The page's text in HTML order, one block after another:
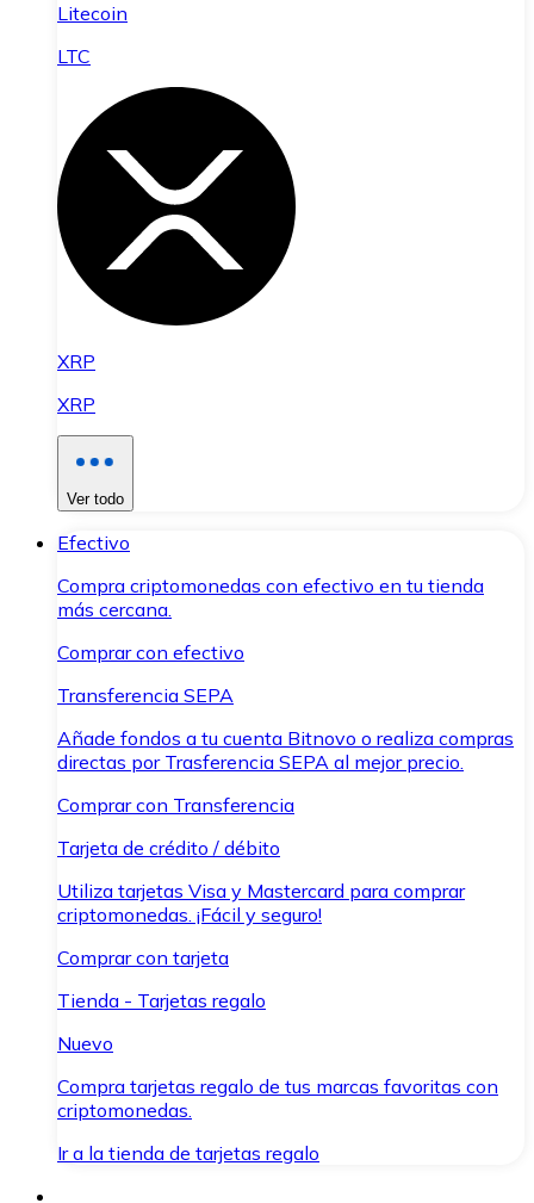
Litecoin
LTC
XRP
XRP
Ver todo
Efectivo
Compra criptomonedas con efectivo en tu tienda
más cercana.
Comprar con efectivo
Transferencia SEPA
Añade fondos a tu cuenta Bitnovo o realiza compras
directas por Trasferencia SEPA al mejor precio.
Comprar con Transferencia
Tarjeta de crédito / débito
Utiliza tarjetas Visa y Mastercard para comprar
criptomonedas. ¡Fácil y seguro!
Comprar con tarjeta
Tienda - Tarjetas regalo
Nuevo
Compra tarjetas regalo de tus marcas favoritas con
criptomonedas.
Ir a la tienda de tarjetas regalo